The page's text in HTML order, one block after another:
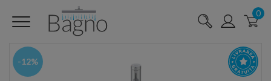
0
-12%